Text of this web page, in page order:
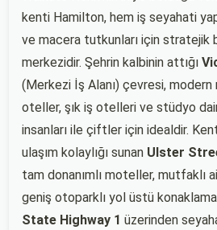
kenti Hamilton, hem iş seyahati
ve macera tutkunları için stratejik
merkezidir. Şehrin kalbinin attığı
(Merkezi İş Alanı) çevresi, modern
oteller, şık iş otelleri ve stüdyo
insanları ile çiftler için idealdir.
ulaşım kolaylığı sunan Ulster
tam donanımlı moteller, mutfaklı
geniş otoparklı yol üstü
State Highway 1 üzerinden